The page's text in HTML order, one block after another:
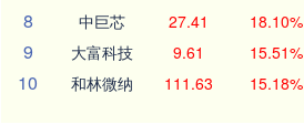
8 中巨芯 27.41 18.10%
9 大富科技 9.61 15.51%
10 和林微纳 111.63 15.18%